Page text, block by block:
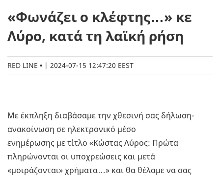
«Φωνάζει ο κλέφτης…» κε
Λύρο, κατά τη λαϊκή ρήση
RED LINE | 2024-07-15 12:47:20 EEST
Με έκπληξη διαβάσαμε την χθεσινή σας δήλωση-
ανακοίνωση σε ηλεκτρονικό μέσο
ενημέρωσης με τίτλο «Κώστας Λύρος: Πρώτα
πληρώνονται οι υποχρεώσεις και μετά
«μοιράζονται» χρήματα…» και θα θέλαμε να σας